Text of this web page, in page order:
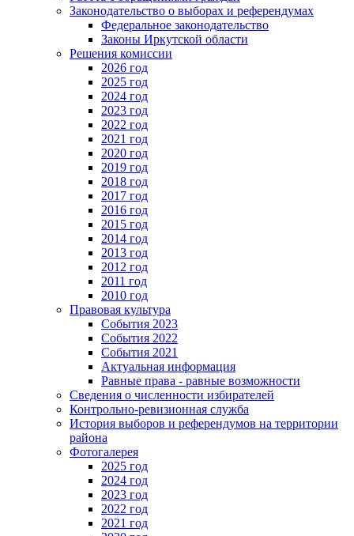
Законодательство о выборах и референдумах
Федеральное законодательство
Законы Иркутской области
Решения комиссии
2026 год
2025 год
2024 год
2023 год
2022 год
2021 год
2020 год
2019 год
2018 год
2017 год
2016 год
2015 год
2014 год
2013 год
2012 год
2011 год
2010 год
Правовая культура
События 2023
События 2022
События 2021
Актуальная информация
Равные права - равные возможности
Сведения о численности избирателей
Контрольно-ревизионная служба
История выборов и референдумов на территории
района
Фотогалерея
2025 год
2024 год
2023 год
2022 год
2021 год